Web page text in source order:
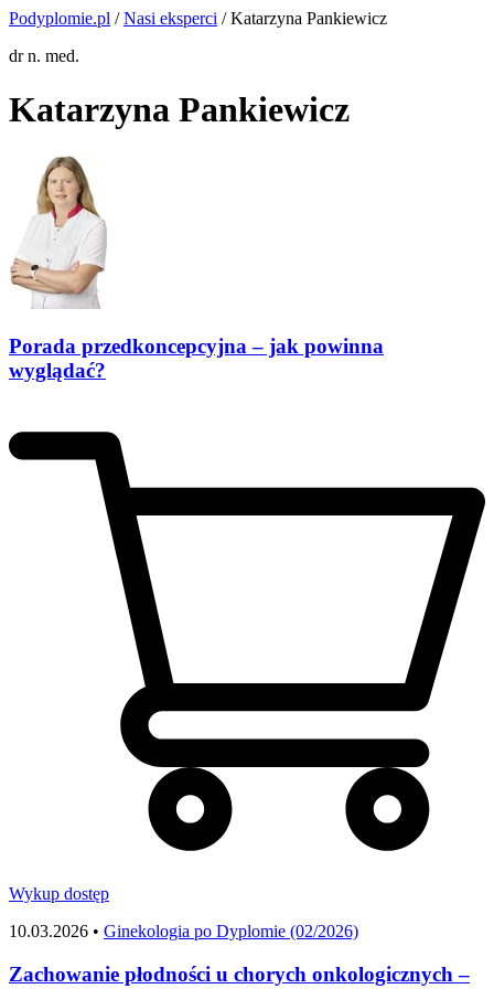
Podyplomie.pl /Nasi eksperci / Katarzyna Pankiewicz
dr n. med.
Katarzyna Pankiewicz
Porada przedkoncepcyjna – jak powinna
wyglądać?
Wykup dostęp
10.03.2026 • Ginekologia po Dyplomie (02/2026)
Zachowanie płodności u chorych onkologicznych –